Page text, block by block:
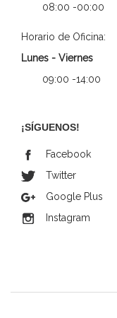
08:00 -00:00
Horario de Oficina:
Lunes - Viernes
09:00 -14:00
¡SÍGUENOS!
Facebook
Twitter
Google Plus
Instagram